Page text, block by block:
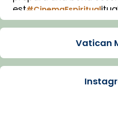
est#CinemaEspiritual
Imatge: Generada amb
Arquebisbat de
Vatican